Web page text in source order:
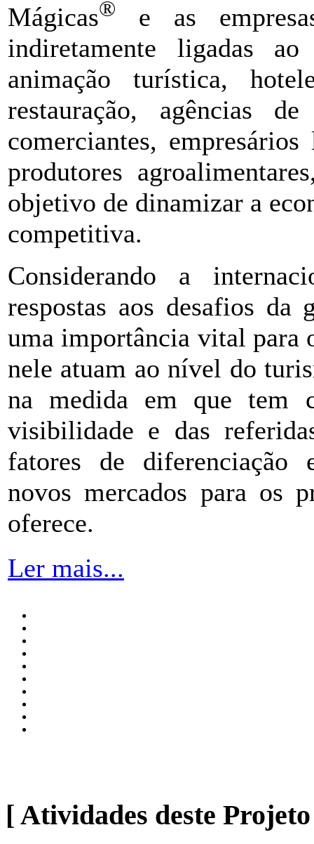
Mágicas®
e as
indiretamente ligadas
animação turística,
restauração, agências
comerciantes,
produtores
objetivo de dinamizar a
competitiva.
Considerando a
respostas aos desafios da
uma importância vital para
nele atuam ao nível do
na medida em que tem
visibilidade e das
fatores de diferenciação
novos mercados para os
oferece.
Ler mais...
[ Atividades deste